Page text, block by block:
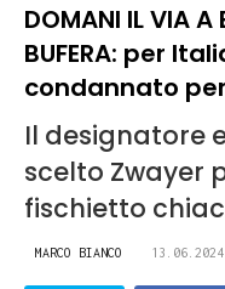
DOMANI IL VIA
BUFERA: per
condannato
Il designatore
scelto Zwayer
fischietto
MARCO BIANCO